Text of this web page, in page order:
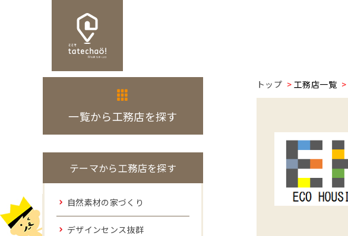
トップ 工務店一覧
一覧から工務店を探す
テーマから工務店を探す
自然素材の家づくり
デザインセンス抜群